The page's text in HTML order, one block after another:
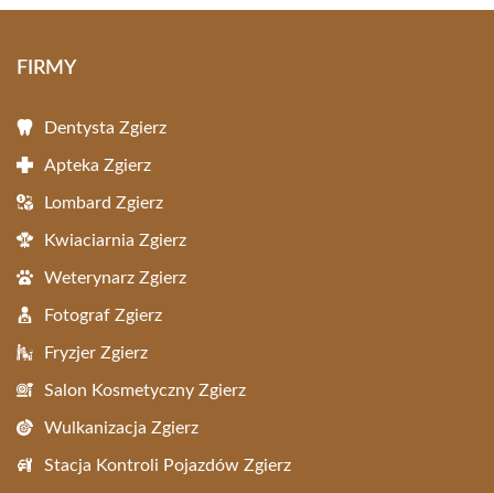
FIRMY
Dentysta Zgierz
Apteka Zgierz
Lombard Zgierz
Kwiaciarnia Zgierz
Weterynarz Zgierz
Fotograf Zgierz
Fryzjer Zgierz
Salon Kosmetyczny Zgierz
Wulkanizacja Zgierz
Stacja Kontroli Pojazdów Zgierz